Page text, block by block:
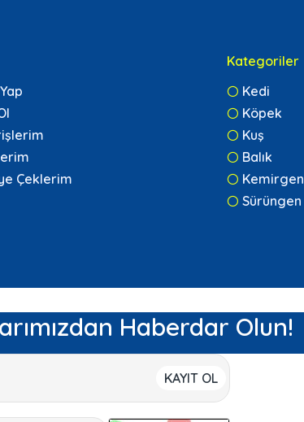
Çeklerim
Kategoriler
Kedi
Köpek
Kuş
Balık
Kemirgen
Sürüngen
Haberdar Olun!
KAYIT OL